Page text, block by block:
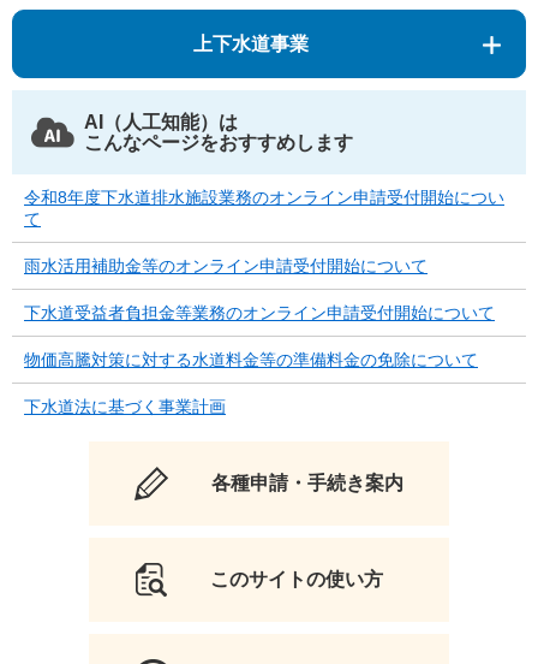
上下水道事業
AI（人工知能）は
こんなページをおすすめします
令和8年度下水道排水施設業務のオンライン申請受付開始につい
て
雨水活用補助金等のオンライン申請受付開始について
下水道受益者負担金等業務のオンライン申請受付開始について
物価高騰対策に対する水道料金等の準備料金の免除について
下水道法に基づく事業計画
各種申請・手続き案内
このサイトの使い方